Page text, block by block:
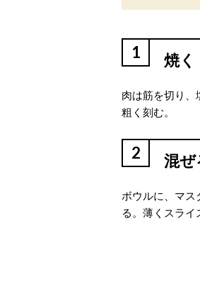
1 焼く
肉は筋を切り、
粗く刻む。
2 混ぜ
ボウルに、マス
る。薄くスライ